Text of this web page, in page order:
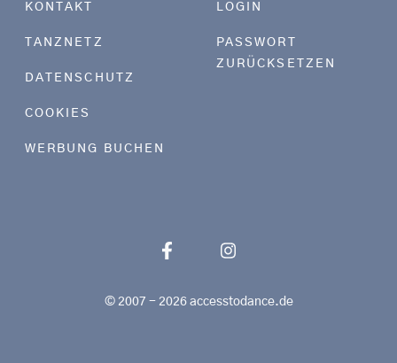
KONTAKT
TANZNETZ
DATENSCHUTZ
COOKIES
WERBUNG BUCHEN
LOGIN
PASSWORT
ZURÜCKSETZEN
© 2007 - 2026 accesstodance.de